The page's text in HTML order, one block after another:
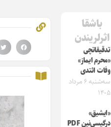
باشقا
اثرلریندن
تدقیقاتچی
«محرم ایماز»
وفات ائتدی
سه‌شنبه ۶ مرداد
۱۴۰۵
«ایشیق»
درگیسی‌نین PDF